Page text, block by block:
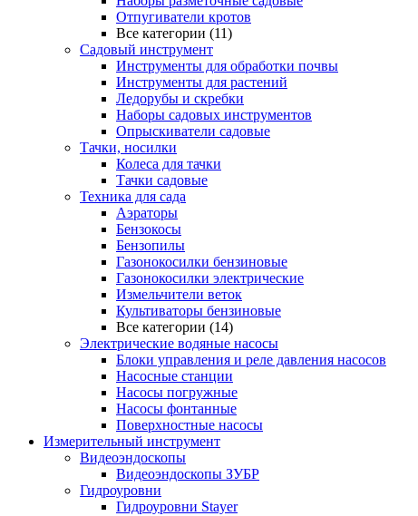
Отпугиватели кротов
Все категории (11)
Садовый инструмент
Инструменты для обработки почвы
Инструменты для растений
Ледорубы и скребки
Наборы садовых инструментов
Опрыскиватели садовые
Тачки, носилки
Колеса для тачки
Тачки садовые
Техника для сада
Аэраторы
Бензокосы
Бензопилы
Газонокосилки бензиновые
Газонокосилки электрические
Измельчители веток
Культиваторы бензиновые
Все категории (14)
Электрические водяные насосы
Блоки управления и реле давления насосов
Насосные станции
Насосы погружные
Насосы фонтанные
Поверхностные насосы
Измерительный инструмент
Видеоэндоскопы
Видеоэндоскопы ЗУБР
Гидроуровни
Гидроуровни Stayer